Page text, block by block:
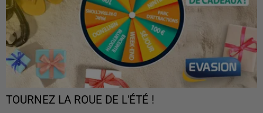
TOURNEZ LA ROUE DE L'ÉTÉ !